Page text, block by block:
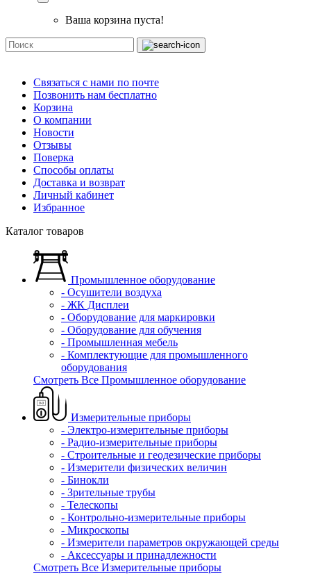
Ваша корзина пуста!
Связаться с нами по почте
Позвонить нам бесплатно
Корзина
О компании
Новости
Отзывы
Поверка
Способы оплаты
Доставка и возврат
Личный кабинет
Избранное
Каталог товаров
Промышленное оборудование
- Осушители воздуха
- ЖК Дисплеи
- Оборудование для маркировки
- Оборудование для обучения
- Промышленная мебель
- Комплектующие для промышленного
оборудования
Смотреть Все Промышленное оборудование
Измерительные приборы
- Электро-измерительные приборы
- Радио-измерительные приборы
- Строительные и геодезические приборы
- Измерители физических величин
- Бинокли
- Зрительные трубы
- Телескопы
- Контрольно-измерительные приборы
- Микроскопы
- Измерители параметров окружающей среды
- Аксессуары и принадлежности
Смотреть Все Измерительные приборы